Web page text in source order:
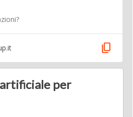
content_copy
per